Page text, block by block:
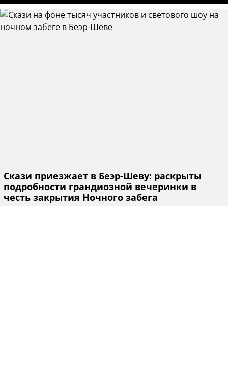
Скази приезжает в Беэр-Шеву: раскрыты
подробности грандиозной вечеринки в
честь закрытия Ночного забега